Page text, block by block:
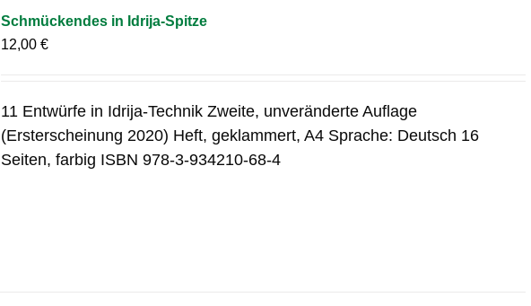
Schmückendes in Idrija-Spitze
12,00€
11 Entwürfe in Idrija-Technik Zweite, unveränderte Auflage
(Ersterscheinung 2020) Heft, geklammert, A4 Sprache: Deutsch 16
Seiten, farbig ISBN 978-3-934210-68-4